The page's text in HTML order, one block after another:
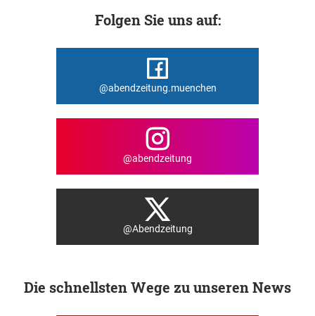
Folgen Sie uns auf:
@abendzeitung.muenchen
@abendzeitung
@Abendzeitung
Die schnellsten Wege zu unseren News